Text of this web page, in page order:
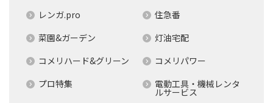
レンガ.pro
住急番
菜園&ガーデン
灯油宅配
コメリハード&グリーン
コメリパワー
プロ特集
電動工具・機械レンタ
ルサービス